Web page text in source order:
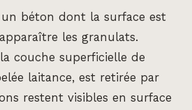
béton dont la surface est
les granulats.
couche superficielle de
laitance, est retirée par
restent visibles en surface